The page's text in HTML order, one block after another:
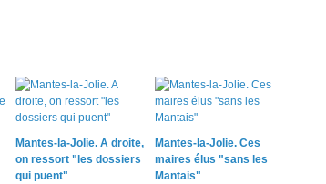
Mantes-la-Jolie. A droite,
on ressort "les dossiers
qui puent"
Mantes-la-Jolie. Ces
maires élus "sans les
Mantais"